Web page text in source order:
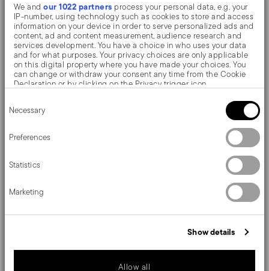
We andour 1022 partners process your personal data, e.g. your
IP-number, using technology such as cookies to store and access
information on your device in order to serve personalized ads and
content, ad and content measurement, audience research and
services development. You have a choice in who uses your data
and for what purposes. Your privacy choices are only applicable
on this digital property where you have made your choices. You
can change or withdraw your consent any time from the Cookie
Declaration or by clicking on the Privacy trigger icon.
Collect information about your geographical location
Identify your device by actively scanning it for specific
characteristics (fingerprinting)
Find out more about how your personal data is processed and set
your preferences in the
We use cookies to personalise content and ads, to provide social
media features and to analyse our traffic. We also share
information about your use of our site with our social media,
advertising and analytics partners who may combine it with other
Selection
Necessary
Preferences
Statistics
Marketing
Show details
Allow all
Laurier, die Besteckkollektion von Sambonet, in der die
Pracht und der Rokoko-Stil triumphieren. Entworfen für
das Tafelsilber am Hof, wollte Ludwig XV. es auch für
das Besteck von Versailles 1736. Hergestellt aus
elektrolytischer Versilberung (EPNS), die die raffinierten
Verzierungen und Details hervorhebt.
Details
Sambonet
14,00 cm
40 gr